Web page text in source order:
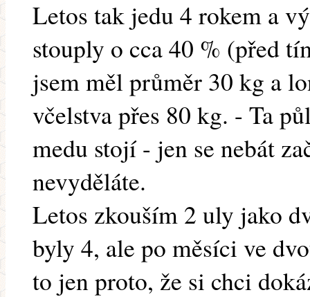
Letos tak jedu 4 rokem a
stouply o cca 40 % (před
jsem měl průměr 30 kg a
včelstva přes 80 kg. - Ta
medu stojí - jen se nebát
nevyděláte.
Letos zkouším 2 uly jako
byly 4, ale po měsíci ve
to jen proto, že si chci